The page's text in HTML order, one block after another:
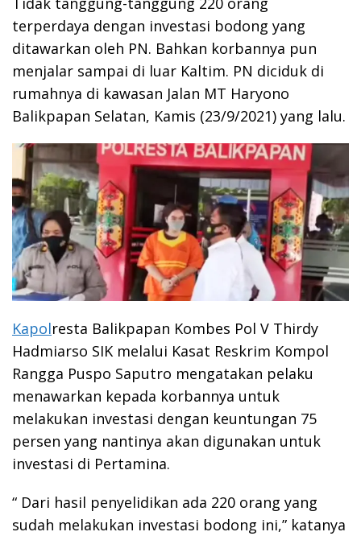
terperdaya dengan investasi bodong yang
ditawarkan oleh PN. Bahkan korbannya pun
menjalar sampai di luar Kaltim. PN diciduk di
rumahnya di kawasan Jalan MT Haryono
Balikpapan Selatan, Kamis (23/9/2021) yang lalu.
Kapolresta Balikpapan Kombes Pol V Thirdy
Hadmiarso SIK melalui Kasat Reskrim Kompol
Rangga Puspo Saputro mengatakan pelaku
menawarkan kepada korbannya untuk
melakukan investasi dengan keuntungan 75
persen yang nantinya akan digunakan untuk
investasi di Pertamina.
“ Dari hasil penyelidikan ada 220 orang yang
sudah melakukan investasi bodong ini,” katanya